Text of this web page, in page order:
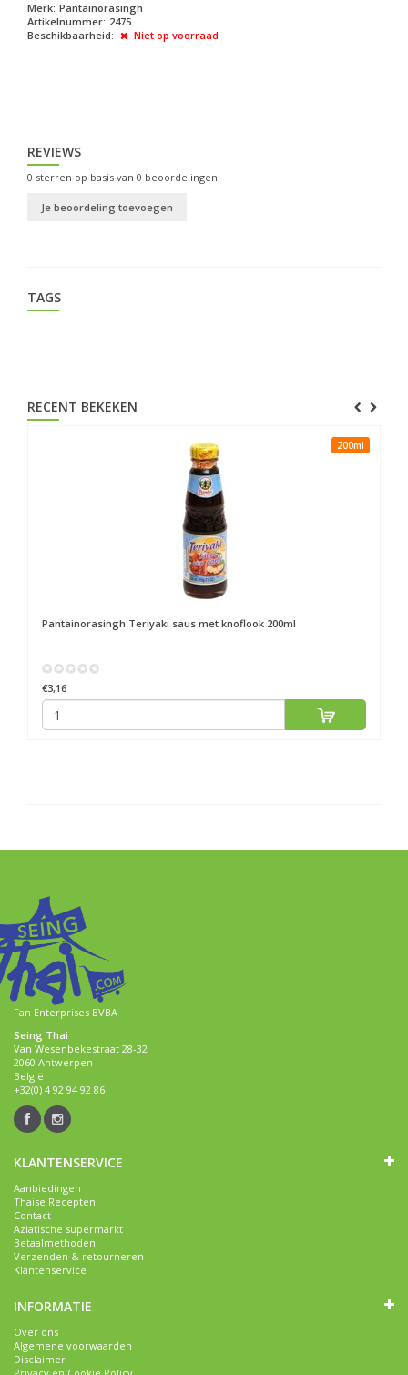
Merk: Pantainorasingh
Artikelnummer: 2475
Beschikbaarheid:
Niet op voorraad
REVIEWS
0 sterren op basis van 0 beoordelingen
Je beoordeling toevoegen
TAGS
RECENT BEKEKEN
200ml
Pantainorasingh Teriyaki saus met knoflook 200ml
€3,16
Fan Enterprises BVBA
Seing Thai
Van Wesenbekestraat 28-32
2060 Antwerpen
België
+32(0) 4 92 94 92 86
KLANTENSERVICE
Aanbiedingen
Thaise Recepten
Contact
Aziatische supermarkt
Betaalmethoden
Verzenden & retourneren
Klantenservice
INFORMATIE
Over ons
Algemene voorwaarden
Disclaimer